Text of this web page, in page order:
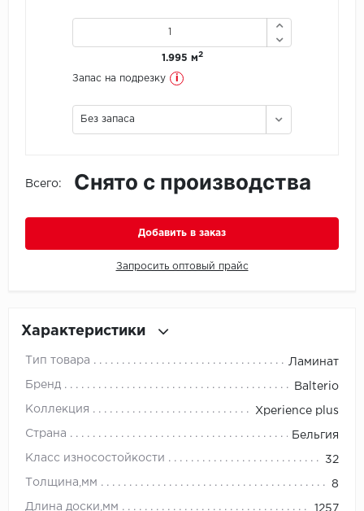
KDF
LG Decotile
Lucky Floor
No brand
Pergo
1.995 м2
Запас на подрезку i
Без запаса
Всего: Снято с производства
Добавить в заказ
Запросить оптовый прайс
Характеристики
Тип товара Ламинат
Бренд Balterio
Коллекция Xperience plus
Страна Бельгия
Класс износостойкости 32
Толщина,мм 8
Длина доски,мм 1257